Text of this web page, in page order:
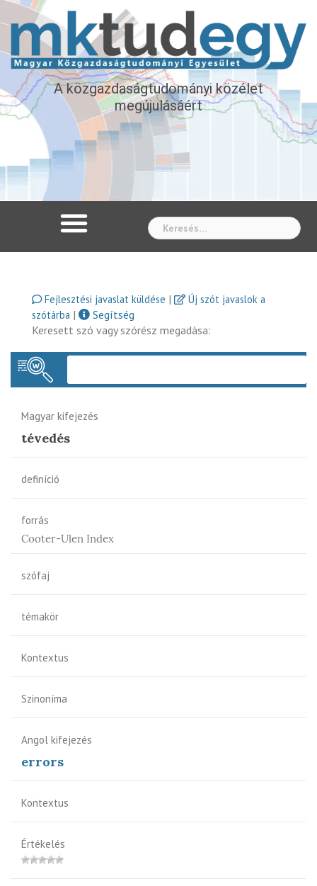
A közgazdaságtudományi közélet
megújulásáért
Fejlesztési javaslat küldése |
Új szót javaslok a
szótárba |
Segítség
Keresett szó vagy szórész megadása:
Magyar kifejezés
tévedés
definíció
forrás
Cooter-Ulen Index
szófaj
témakör
Kontextus
Szinoníma
Angol kifejezés
errors
Kontextus
Értékelés